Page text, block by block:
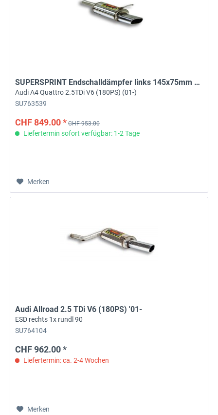
SUPERSPRINT Endschalldämpfer links 145x75mm eckig
Audi A4 Quattro 2.5TDi V6 (180PS) (01-)
SU763539
CHF 849.00 * CHF 953.00
Liefertermin sofort verfügbar: 1-2 Tage
Merken
Audi Allroad 2.5 TDi V6 (180PS) '01-
ESD rechts 1x rundl 90
SU764104
CHF 962.00 *
Liefertermin: ca. 2-4 Wochen
Merken